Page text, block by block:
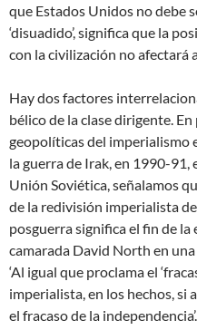
que Estados Unidos no debe
‘disuadido’, significa que la
con la civilización no afectará
Hay dos factores
bélico de la clase dirigente.
geopolíticas del imperialismo
la guerra de Irak, en 1990-91,
Unión Soviética, señalamos
de la redivisión imperialista
posguerra significa el fin de la
camarada David North en
‘Al igual que proclama el
imperialista, en los hechos, si
el fracaso de la independencia’.